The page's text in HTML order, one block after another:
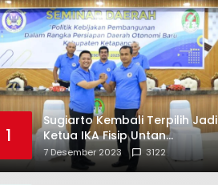
1
Sugiarto Kembali Terpilih Jadi
Ketua IKA Fisip Untan
Ketapang
7 Desember 2023 3122